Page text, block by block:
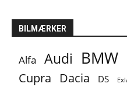
BILMÆRKER
Alfa Audi BMW
Cupra Dacia DS